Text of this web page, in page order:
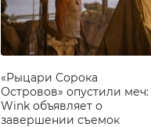
«Рыцари Сорока
Островов» опустили меч:
Wink объявляет о
завершении съемок